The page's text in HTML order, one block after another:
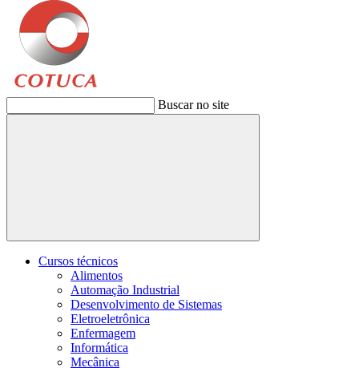
Buscar no site
Buscar
Cursos técnicos
Alimentos
Automação Industrial
Desenvolvimento de Sistemas
Eletroeletrônica
Enfermagem
Informática
Mecânica